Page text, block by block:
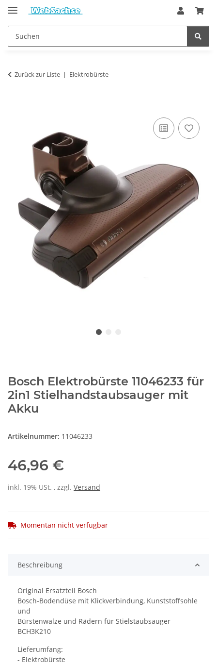
Zurück zur Liste Elektrobürste
Bosch Elektrobürste 11046233 für
2in1 Stielhandstaubsauger mit
Akku
Artikelnummer: 11046233
46,96 €
inkl. 19% USt. , zzgl. Versand
Momentan nicht verfügbar
Beschreibung
Original Ersatzteil Bosch
Bosch-Bodendüse mit Klickverbindung, Kunststoffsohle
und
Bürstenwalze und Rädern für Stielstaubsauger
BCH3K210
Lieferumfang:
- Elektrobürste